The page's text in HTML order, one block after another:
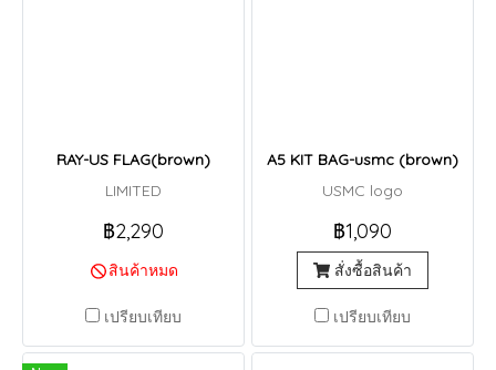
RAY-US FLAG(brown)
LIMITED
฿2,290
สินค้าหมด
เปรียบเทียบ
A5 KIT BAG-usmc (brown)
USMC logo
฿1,090
สั่งซื้อสินค้า
เปรียบเทียบ